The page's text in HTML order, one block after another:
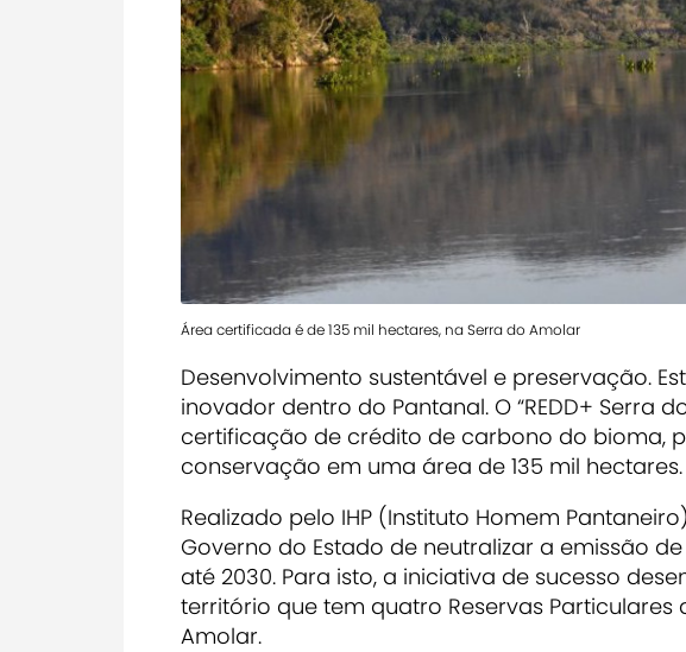
Área certificada é de 135 mil hectares, na Serra do Amolar
Desenvolvimento sustentável e preservação.
inovador dentro do Pantanal. O “REDD+ Serra
certificação de crédito de carbono do bioma,
conservação em uma área de 135 mil hectares.
Realizado pelo IHP (Instituto Homem
Governo do Estado de neutralizar a emissão
até 2030. Para isto, a iniciativa de sucesso
território que tem quatro Reservas Particulares
Amolar.